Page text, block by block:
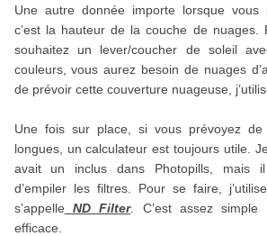
Une autre donnée importe lorsque vous
c’est la hauteur de la couche de nuages.
souhaitez un lever/coucher de soleil
couleurs, vous aurez besoin de nuages
de prévoir cette couverture nuageuse,
Une fois sur place, si vous prévoyez de
longues, un calculateur est toujours utile.
avait un inclus dans Photopills, mais il
d’empiler les filtres. Pour se faire,
s’appelle ND Filter. C’est assez simple
efficace.